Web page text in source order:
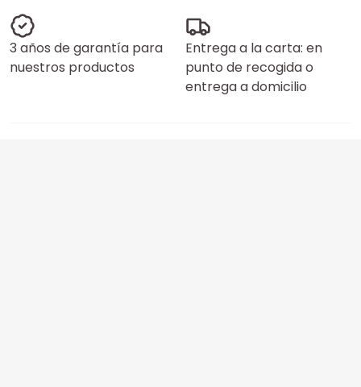
3 años de garantía para
nuestros productos
Entrega a la carta: en
punto de recogida o
entrega a domicilio